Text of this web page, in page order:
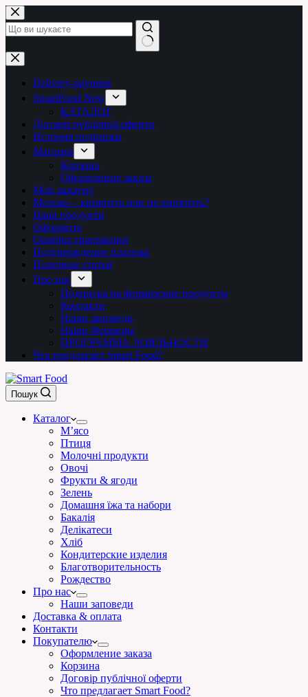
Перейти
до
вмісту
Немає
результатів
Delivery-payment
SmartFood New
КАТАЛОГ
Договір публічної оферти
История подписки
Магазин
Корзина
Оформление заказа
Мой аккаунт
Молоко – кипятить или не кипятить?
Наші продукти
Оформить
Ошибка транзакции
Подтверждение платежа
Полезные статьи
Про нас
Подписка на фермерские продукты
Контакти
Наши заповеди
Наши Фермеры
ПРОГРАММА ЛОЯЛЬНОСТИ
Что предлагает Smart Food?
Пошук
Каталог
М’ясо
Птиця
Молочні продукти
Овочі
Фрукти & ягоди
Зелень
Домашня їжа та набори
Бакалія
Делікатеси
Хліб
Кондитерские изделия
Благотворительность
Рождество
Про нас
Наши заповеди
Доставка & оплата
Контакти
Покупателю
Оформление заказа
Корзина
Договір публічної оферти
Что предлагает Smart Food?